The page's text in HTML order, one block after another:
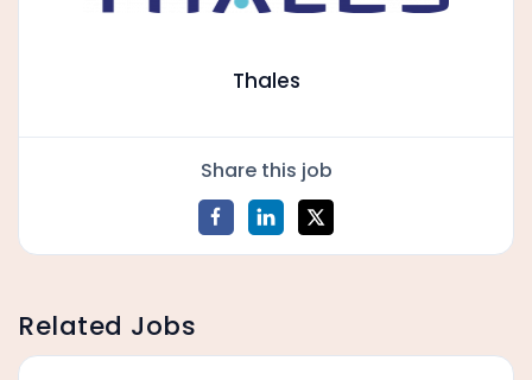
Thales
Share this job
Related Jobs